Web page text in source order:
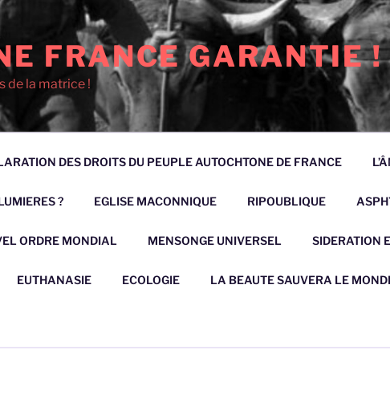
FRANCE GARANTIE !
de la matrice !
DES DROITS DU PEUPLE AUTOCHTONE DE FRANCE
? EGLISE MACONNIQUE RIPOUBLIQUE
ORDRE MONDIAL MENSONGE UNIVERSEL SIDERATION
EUTHANASIE ECOLOGIE LA BEAUTE SAUVERA LE